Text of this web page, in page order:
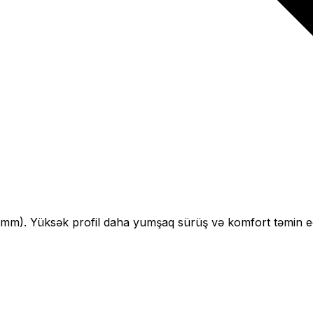
mm). Yüksək profil daha yumşaq sürüş və komfort təmin